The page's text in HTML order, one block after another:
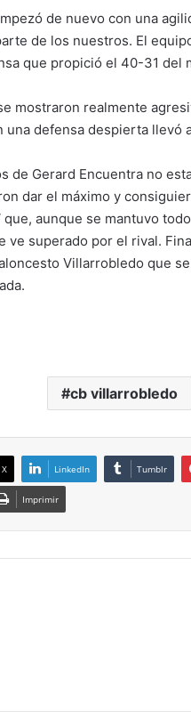
de nuevo con una
de los nuestros. El
que propició el 40-31 del
mostraron realmente
una defensa despierta llevó
de Gerard Encuentra no
dar el máximo y
aunque se mantuvo
ve superado por el rival.
Villarrobledo que
cb villarrobledo
X LinkedIn Tumblr
Imprimir